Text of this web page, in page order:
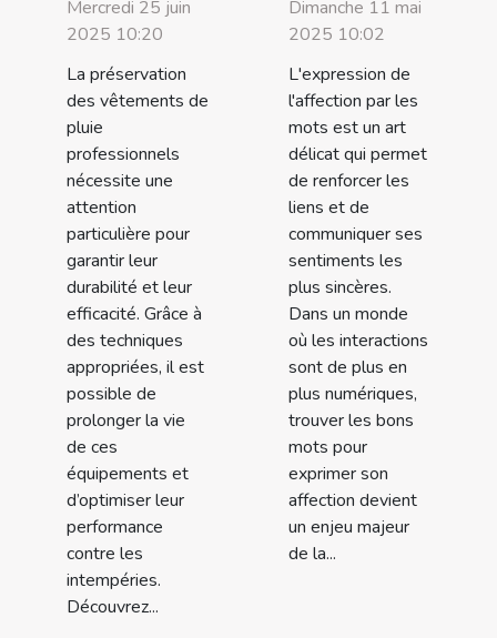
Mercredi 25 juin
2025 10:20
La préservation
des vêtements de
pluie
professionnels
nécessite une
attention
particulière pour
garantir leur
durabilité et leur
efficacité. Grâce à
des techniques
appropriées, il est
possible de
prolonger la vie
de ces
équipements et
d’optimiser leur
performance
contre les
intempéries.
Découvrez...
Dimanche 11 mai
2025 10:02
L'expression de
l'affection par les
mots est un art
délicat qui permet
de renforcer les
liens et de
communiquer ses
sentiments les
plus sincères.
Dans un monde
où les interactions
sont de plus en
plus numériques,
trouver les bons
mots pour
exprimer son
affection devient
un enjeu majeur
de la...